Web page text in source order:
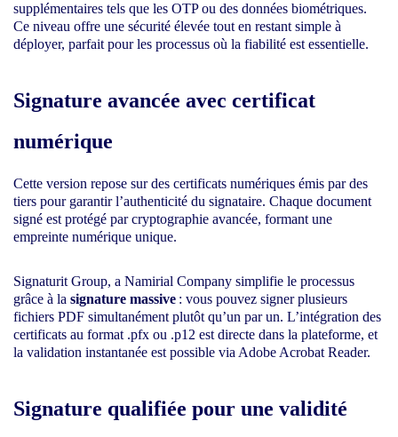
supplémentaires tels que les OTP ou des données biométriques.
Ce niveau offre une sécurité élevée tout en restant simple à
déployer, parfait pour les processus où la fiabilité est essentielle.
Signature avancée avec certificat
numérique
Cette version repose sur des certificats numériques émis par des
tiers pour garantir l’authenticité du signataire. Chaque document
signé est protégé par cryptographie avancée, formant une
empreinte numérique unique.
Signaturit Group, a Namirial Company simplifie le processus
grâce à la signature massive : vous pouvez signer plusieurs
fichiers PDF simultanément plutôt qu’un par un. L’intégration des
certificats au format .pfx ou .p12 est directe dans la plateforme, et
la validation instantanée est possible via Adobe Acrobat Reader.
Signature qualifiée pour une validité